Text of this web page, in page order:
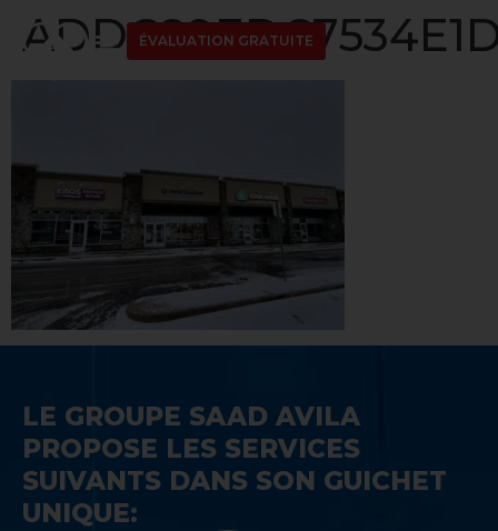
ÉVALUATION GRATUITE
LE GROUPE SAAD AVILA
PROPOSE LES SERVICES
SUIVANTS DANS SON GUICHET
UNIQUE: